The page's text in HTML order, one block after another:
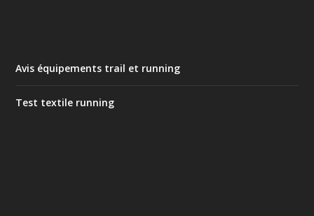
Avis équipements trail et running
Test textile running